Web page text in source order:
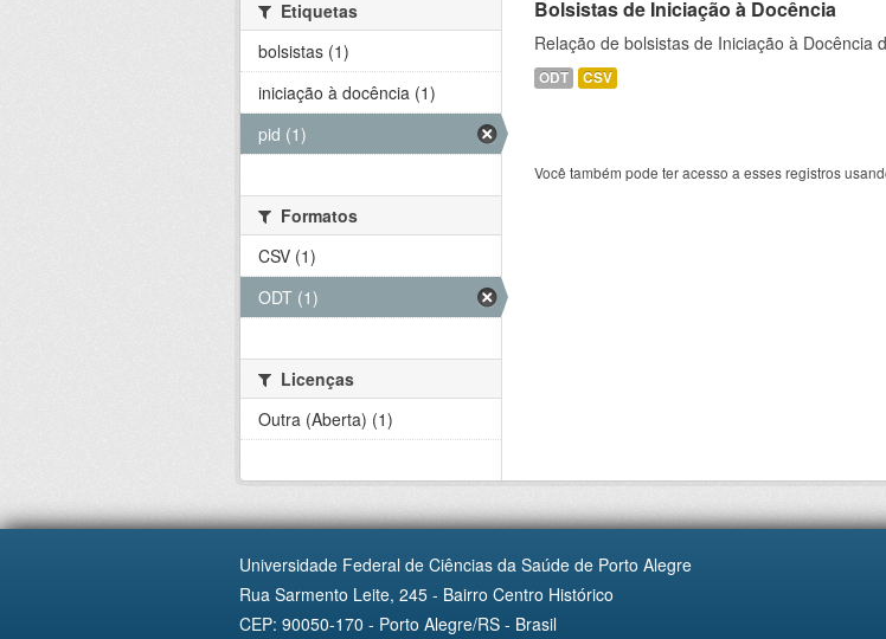
Bolsistas de Iniciação à Docência
Relação de bolsistas de Iniciação à Docência
ODT CSV
Você também pode ter acesso a esses registros
Etiquetas
bolsistas (1)
iniciação à docência (1)
pid (1)
Formatos
CSV (1)
ODT (1)
Licenças
Outra (Aberta) (1)
Universidade Federal de Ciências da Saúde de Porto Alegre
Rua Sarmento Leite, 245 - Bairro Centro Histórico
CEP: 90050-170 - Porto Alegre/RS - Brasil